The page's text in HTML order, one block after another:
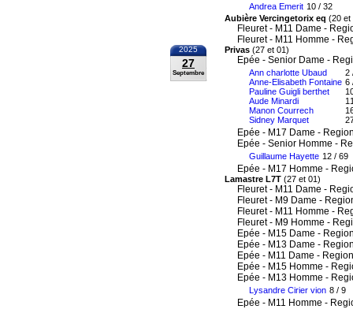
Andrea Emerit 10 / 32
Aubière Vercingetorix eq (20 et
Fleuret - M11 Dame -
Fleuret - M11 Homme -
2025
27
Septembre
Privas (27 et 01)
Epée - Senior Dame -
Ann charlotte Ubaud
Anne-Elisabeth Fontaine
Pauline Guigli berthet
Aude Minardi
Manon Courrech
Sidney Marquet
2
6
Epée - M17 Dame -
Epée - Senior Homme -
Guillaume Hayette 12 / 69
Epée - M17 Homme -
Lamastre L7T (27 et 01)
Fleuret - M11 Dame -
Fleuret - M9 Dame -
Fleuret - M11 Homme -
Fleuret - M9 Homme -
Epée - M15 Dame -
Epée - M13 Dame -
Epée - M11 Dame -
Epée - M15 Homme -
Epée - M13 Homme -
Lysandre Cirier vion 8 / 9
Epée - M11 Homme -